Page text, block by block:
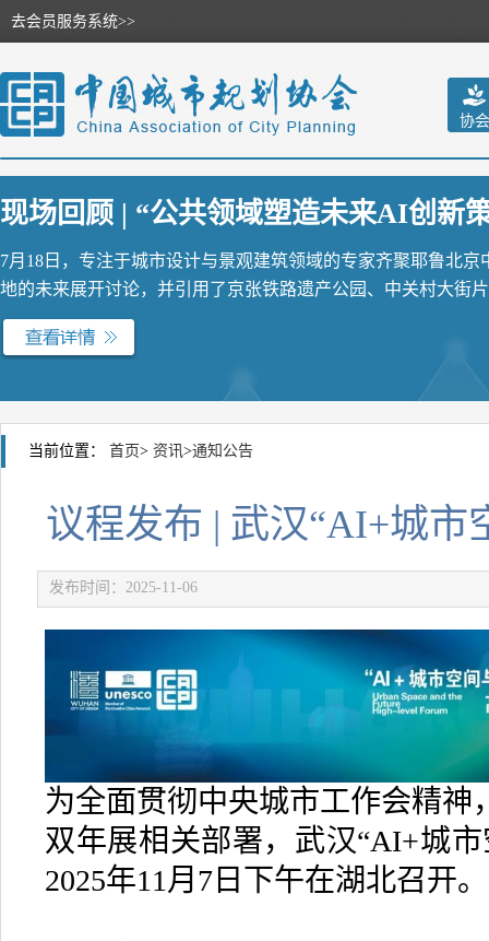
去会员服务系统>>
协会
现场回顾 | “公共领域塑造未来AI创新
7月18日，专注于城市设计与景观建筑领域的专家齐聚耶鲁北
地的未来展开讨论，并引用了京张铁路遗产公园、中关村大街
当前位置： 首页> 资讯>通知公告
议程发布 | 武汉“AI+城市
发布时间：2025-11-06
为全面贯彻中央城市工作会精神
双年展相关部署，武汉“AI+城
2025年11月7日下午在湖北召开。